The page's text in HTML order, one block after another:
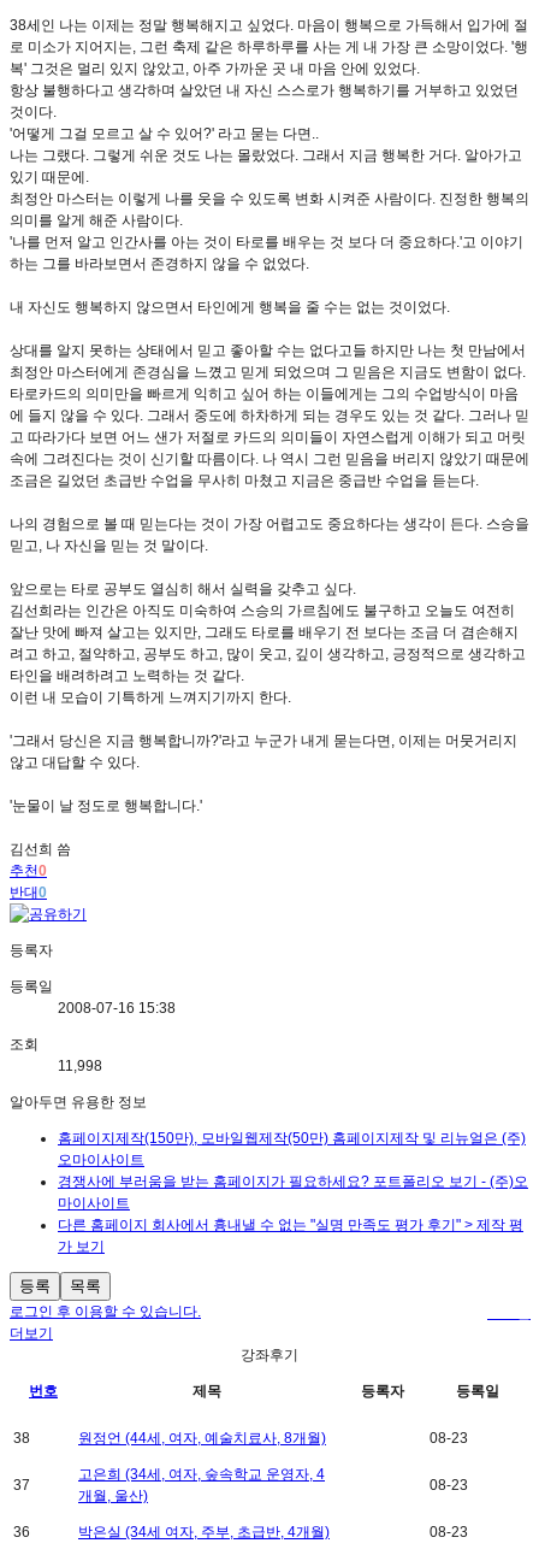
38세인 나는 이제는 정말 행복해지고 싶었다. 마음이 행복으로 가득해서 입가에 절
로 미소가 지어지는, 그런 축제 같은 하루하루를 사는 게 내 가장 큰 소망이었다. '행
복' 그것은 멀리 있지 않았고, 아주 가까운 곳 내 마음 안에 있었다.
항상 불행하다고 생각하며 살았던 내 자신 스스로가 행복하기를 거부하고 있었던
것이다.
'어떻게 그걸 모르고 살 수 있어?' 라고 묻는 다면..
나는 그랬다. 그렇게 쉬운 것도 나는 몰랐었다. 그래서 지금 행복한 거다. 알아가고
있기 때문에.
최정안 마스터는 이렇게 나를 웃을 수 있도록 변화 시켜준 사람이다. 진정한 행복의
의미를 알게 해준 사람이다.
'나를 먼저 알고 인간사를 아는 것이 타로를 배우는 것 보다 더 중요하다.'고 이야기
하는 그를 바라보면서 존경하지 않을 수 없었다.
내 자신도 행복하지 않으면서 타인에게 행복을 줄 수는 없는 것이었다.
상대를 알지 못하는 상태에서 믿고 좋아할 수는 없다고들 하지만 나는 첫 만남에서
최정안 마스터에게 존경심을 느꼈고 믿게 되었으며 그 믿음은 지금도 변함이 없다.
타로카드의 의미만을 빠르게 익히고 싶어 하는 이들에게는 그의 수업방식이 마음
에 들지 않을 수 있다. 그래서 중도에 하차하게 되는 경우도 있는 것 같다. 그러나 믿
고 따라가다 보면 어느 샌가 저절로 카드의 의미들이 자연스럽게 이해가 되고 머릿
속에 그려진다는 것이 신기할 따름이다. 나 역시 그런 믿음을 버리지 않았기 때문에
조금은 길었던 초급반 수업을 무사히 마쳤고 지금은 중급반 수업을 듣는다.
나의 경험으로 볼 때 믿는다는 것이 가장 어렵고도 중요하다는 생각이 든다. 스승을
믿고, 나 자신을 믿는 것 말이다.
앞으로는 타로 공부도 열심히 해서 실력을 갖추고 싶다.
김선희라는 인간은 아직도 미숙하여 스승의 가르침에도 불구하고 오늘도 여전히
잘난 맛에 빠져 살고는 있지만, 그래도 타로를 배우기 전 보다는 조금 더 겸손해지
려고 하고, 절약하고, 공부도 하고, 많이 웃고, 깊이 생각하고, 긍정적으로 생각하고
타인을 배려하려고 노력하는 것 같다.
이런 내 모습이 기특하게 느껴지기까지 한다.
'그래서 당신은 지금 행복합니까?'라고 누군가 내게 묻는다면, 이제는 머뭇거리지
않고 대답할 수 있다.
'눈물이 날 정도로 행복합니다.'
김선희 씀
추천0
반대0
등록자
등록일
2008-07-16 15:38
조회
11,998
알아두면 유용한 정보
홈페이지제작(150만), 모바일웹제작(50만) 홈페이지제작 및 리뉴얼은 (주)
오마이사이트
경쟁사에 부러움을 받는 홈페이지가 필요하세요? 포트폴리오 보기 - (주)오
마이사이트
다른 홈페이지 회사에서 흉내낼 수 없는 "실명 만족도 평가 후기" > 제작 평
가 보기
등록 목록
로그인 후 이용할 수 있습니다.
더보기
강좌후기
번호 제목 등록자 등록일
38 원정언 (44세, 여자, 예술치료사, 8개월) 08-23
37
고은희 (34세, 여자, 숲속학교 운영자, 4
개월, 울산)
08-23
36 박은실 (34세 여자, 주부, 초급반, 4개월) 08-23